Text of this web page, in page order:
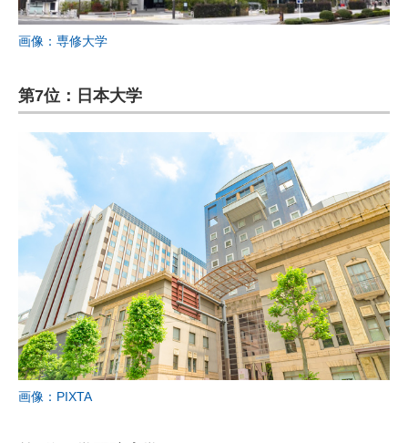
画像：専修大学
第7位：日本大学
画像：PIXTA